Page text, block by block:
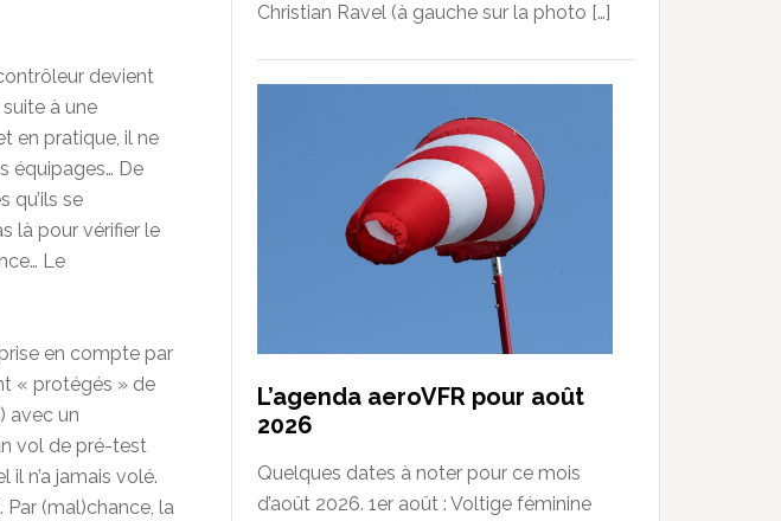
devient
à une
en pratique, il ne
équipages… De
qu’ils se
là pour vérifier le
Le
en compte par
« protégés » de
avec un
vol de pré-test
n’a jamais volé.
(mal)chance, la
Christian Ravel (à gauche sur la photo […]
L’agenda aeroVFR pour août
2026
Quelques dates à noter pour ce mois
d’août 2026. 1er août : Voltige féminine